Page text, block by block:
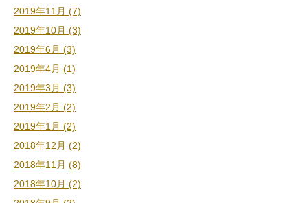
2019年11月 (7)
2019年10月 (3)
2019年6月 (3)
2019年4月 (1)
2019年3月 (3)
2019年2月 (2)
2019年1月 (2)
2018年12月 (2)
2018年11月 (8)
2018年10月 (2)